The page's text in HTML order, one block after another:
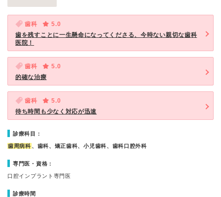
歯科
5.0
歯を残すことに一生懸命になってくださる、今時ない親切な歯科
医院！
歯科
5.0
的確な治療
歯科
5.0
待ち時間も少なく対応が迅速
診療科目：
歯周病科 、歯科、矯正歯科、小児歯科、歯科口腔外科
専門医・資格：
口腔インプラント専門医
診療時間